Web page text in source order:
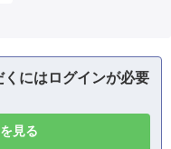
にはログインが必要
見る